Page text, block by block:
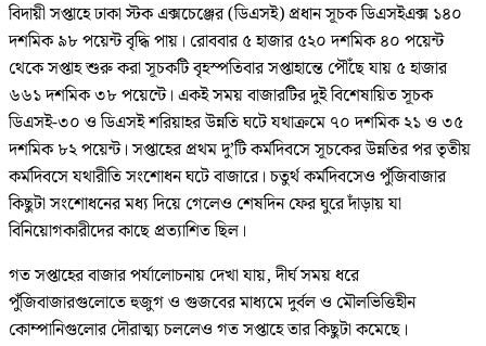
বিদায়ী সপ্তাহে ঢাকা স্টক এক্সচেঞ্জের (ডিএসই) প্রধান সূচক ডিএসইএক্স ১৪০
দশমিক ৯৮ পয়েন্ট বৃদ্ধি পায়। রোববার ৫ হাজার ৫২০ দশমিক ৪০ পয়েন্ট
থেকে সপ্তাহ শুরু করা সূচকটি বৃহস্পতিবার সপ্তাহান্তে পৌঁছে যায় ৫ হাজার
৬৬১ দশমিক ৩৮ পয়েন্টে। একই সময় বাজারটির দুই বিশেষায়িত সূচক
ডিএসই-৩০ ও ডিএসই শরিয়াহর উন্নতি ঘটে যথাক্রমে ৭০ দশমিক ২১ ও ৩৫
দশমিক ৮২ পয়েন্ট। সপ্তাহের প্রথম দু’টি কর্মদিবসে সূচকের উন্নতির পর তৃতীয়
কর্মদিবসে যথারীতি সংশোধন ঘটে বাজারে। চতুর্থ কর্মদিবসেও পুঁজিবাজার
কিছুটা সংশোধনের মধ্য দিয়ে গেলেও শেষদিন ফের ঘুরে দাঁড়ায় যা
বিনিয়োগকারীদের কাছে প্রত্যাশিত ছিল।
গত সপ্তাহের বাজার পর্যালোচনায় দেখা যায়, দীর্ঘ সময় ধরে
পুঁজিবাজারগুলোতে হুজুগ ও গুজবের মাধ্যমে দুর্বল ও মৌলভিত্তিহীন
কোম্পানিগুলোর দৌরাত্ম্য চললেও গত সপ্তাহে তার কিছুটা কমেছে।